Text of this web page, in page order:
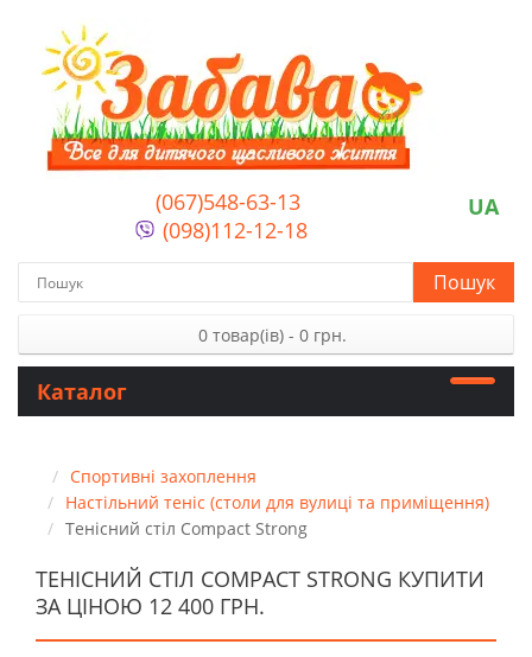
(067)548-63-13
(098)112-12-18
UA
Пошук
0 товар(ів) - 0 грн.
Каталог
Спортивні захоплення
Настільний теніс (столи для вулиці та приміщення)
Тенісний стіл Compact Strong
ТЕНІСНИЙ СТІЛ COMPACT STRONG КУПИТИ
ЗА ЦІНОЮ 12 400 ГРН.